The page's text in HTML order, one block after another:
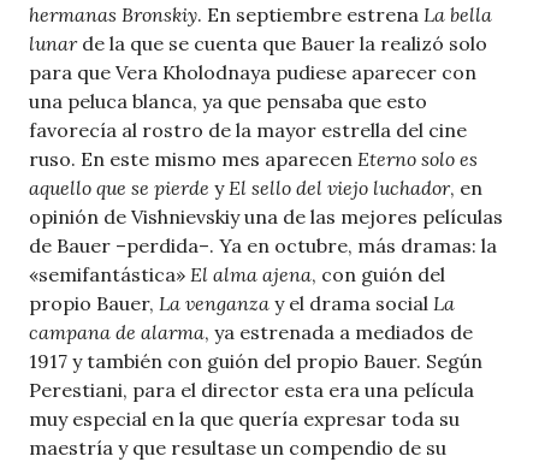
hermanas Bronskiy. En septiembre estrena La bella
lunarde la que se cuenta que Bauer la realizó solo
para que Vera Kholodnaya pudiese aparecer con
una peluca blanca, ya que pensaba que esto
favorecía al rostro de la mayor estrella del cine
ruso. En este mismo mes aparecen Eterno solo es
aquello que se pierde yEl sello del viejo luchador, en
opinión de Vishnievskiy una de las mejores películas
de Bauer –perdida–. Ya en octubre, más dramas: la
«semifantástica» El alma ajena, con guión del
propio Bauer, La venganza y el drama social La
campana de alarma, ya estrenada a mediados de
1917 y también con guión del propio Bauer. Según
Perestiani, para el director esta era una película
muy especial en la que quería expresar toda su
maestría y que resultase un compendio de su